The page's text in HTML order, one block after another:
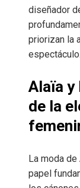
diseñador
priorizan la
espectáculo.
Alaïa y
de la
La moda
papel